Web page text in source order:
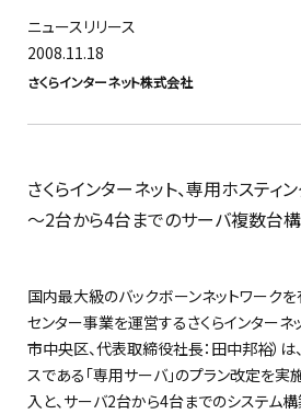
ニュースリリース
2008.11.18
さくらインターネット株式会社
さくらインターネット、専用ホステ
〜2台から4台までのサーバ複数台
国内最大級のバックボーンネットワークを
センター事業を運営するさくらインターネ
市中央区、代表取締役社長：田中邦裕）は
スである「専用サーバ」のプラン改定を
入と、サーバ2台から4台までのシステム